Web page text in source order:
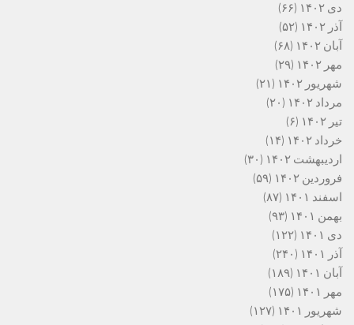
دی ۱۴۰۲
(۶۶)
آذر ۱۴۰۲
(۵۲)
آبان ۱۴۰۲
(۶۸)
مهر ۱۴۰۲
(۲۹)
شهریور ۱۴۰۲
(۲۱)
مرداد ۱۴۰۲
(۲۰)
تیر ۱۴۰۲
(۶)
خرداد ۱۴۰۲
(۱۴)
اردیبهشت ۱۴۰۲
(۳۰)
فروردین ۱۴۰۲
(۵۹)
اسفند ۱۴۰۱
(۸۷)
بهمن ۱۴۰۱
(۹۳)
دی ۱۴۰۱
(۱۲۲)
آذر ۱۴۰۱
(۲۴۰)
آبان ۱۴۰۱
(۱۸۹)
مهر ۱۴۰۱
(۱۷۵)
شهریور ۱۴۰۱
(۱۲۷)